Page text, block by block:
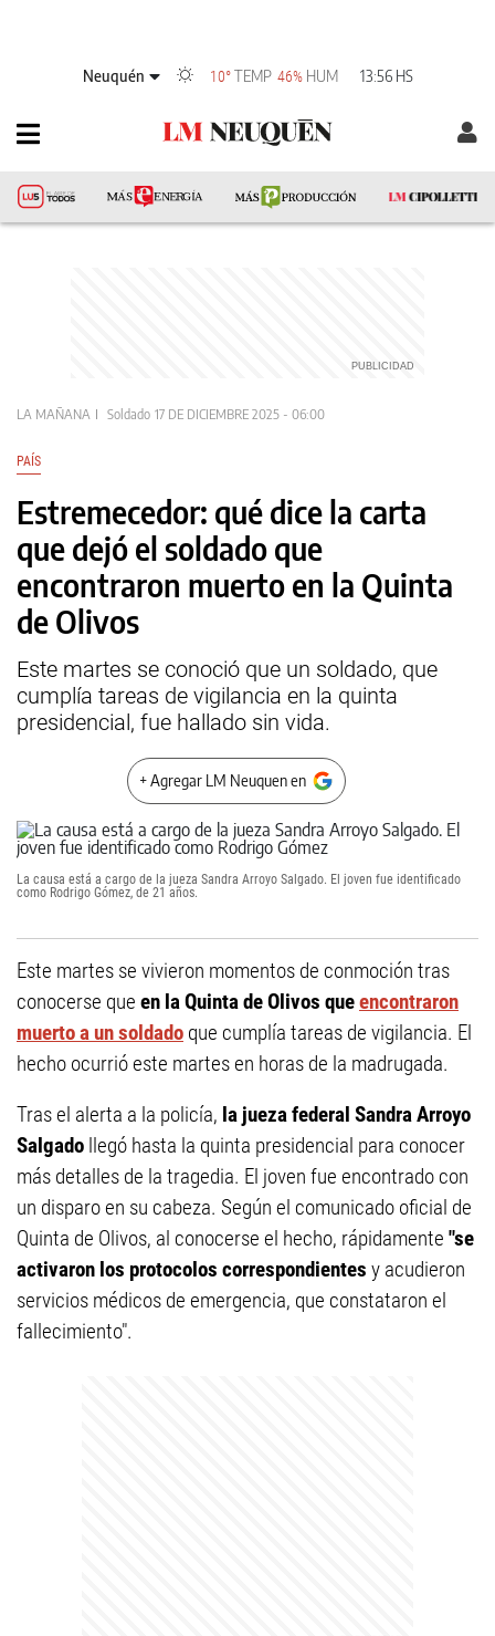
Neuquén 10° TEMP 46% HUM 13:56 HS
LA MAÑANA Soldado 17 DE DICIEMBRE 2025 - 06:00
PAÍS
Estremecedor: qué dice la carta
que dejó el soldado que
encontraron muerto en la Quinta
de Olivos
Este martes se conoció que un soldado, que
cumplía tareas de vigilancia en la quinta
presidencial, fue hallado sin vida.
+ Agregar LM Neuquen en
La causa está a cargo de la jueza Sandra Arroyo Salgado. El joven fue identificado
como Rodrigo Gómez, de 21 años.
Este martes se vivieron momentos de conmoción tras
conocerse que en la Quinta de Olivos queencontraron
muerto a un soldado que cumplía tareas de vigilancia. El
hecho ocurrió este martes en horas de la madrugada.
Tras el alerta a la policía, la jueza federal Sandra Arroyo
Salgado llegó hasta la quinta presidencial para conocer
más detalles de la tragedia. El joven fue encontrado con
un disparo en su cabeza. Según el comunicado oficial de
Quinta de Olivos, al conocerse el hecho, rápidamente "se
activaron los protocolos correspondientes y acudieron
servicios médicos de emergencia, que constataron el
fallecimiento".